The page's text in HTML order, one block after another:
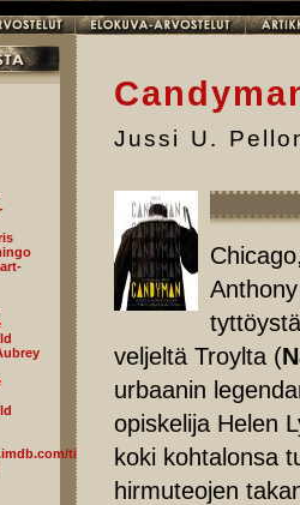
title/tt9347730/fullcredits/?
Jussi U.
veljeltä Troylta (
urbaanin
opiskelija Helen
koki kohtalonsa
hirmuteojen